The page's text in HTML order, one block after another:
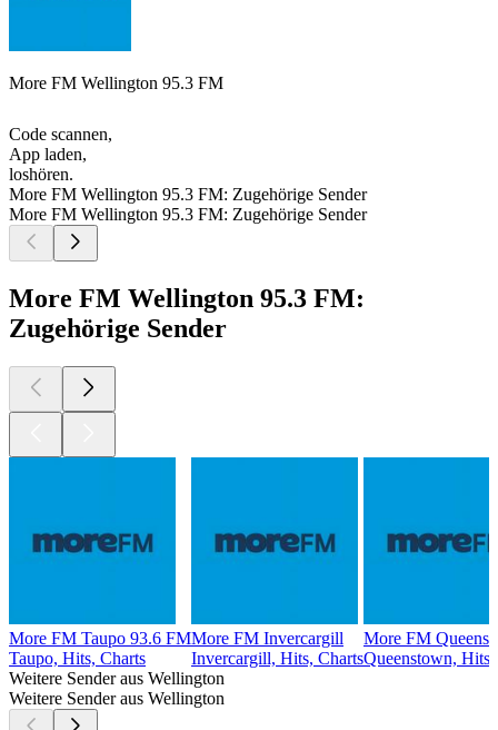
More FM Wellington 95.3 FM
Code scannen,
App laden,
loshören.
More FM Wellington 95.3 FM: Zugehörige Sender
More FM Wellington 95.3 FM: Zugehörige Sender
More FM Wellington 95.3 FM:
Zugehörige Sender
More FM Taupo 93.6 FM
Taupo, Hits, Charts
More FM Invercargill
Invercargill, Hits, Charts
More FM
Queenstown, Hits,
Weitere Sender aus Wellington
Weitere Sender aus Wellington